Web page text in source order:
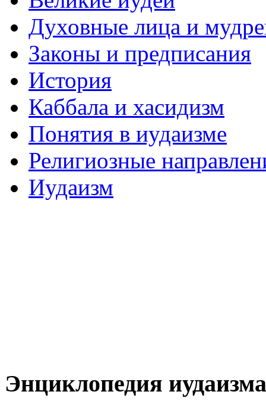
Духовные лица и
Законы и предписания
История
Каббала и хасидизм
Понятия в иудаизме
Религиозные
Иудаизм
Энциклопедия иудаизма